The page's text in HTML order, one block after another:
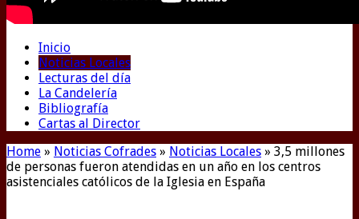
Inicio
Noticias Locales
Lecturas del día
La Candelería
Bibliografía
Cartas al Director
Home » Noticias Cofrades » Noticias Locales » 3,5 millones
de personas fueron atendidas en un año en los centros
asistenciales católicos de la Iglesia en España